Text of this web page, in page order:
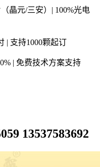
晶元/三安）| 100%光电
| 支持1000颗起订
| 免费技术方案支持
13537583692